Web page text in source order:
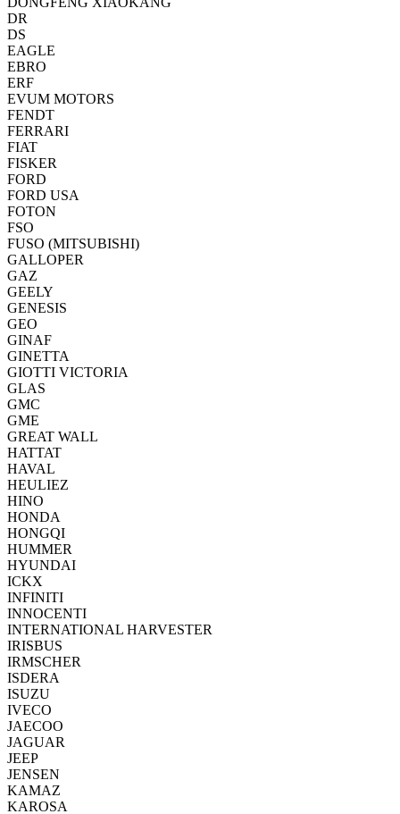
DR
DS
EAGLE
EBRO
ERF
EVUM MOTORS
FENDT
FERRARI
FIAT
FISKER
FORD
FORD USA
FOTON
FSO
FUSO (MITSUBISHI)
GALLOPER
GAZ
GEELY
GENESIS
GEO
GINAF
GINETTA
GIOTTI VICTORIA
GLAS
GMC
GME
GREAT WALL
HATTAT
HAVAL
HEULIEZ
HINO
HONDA
HONGQI
HUMMER
HYUNDAI
ICKX
INFINITI
INNOCENTI
INTERNATIONAL HARVESTER
IRISBUS
IRMSCHER
ISDERA
ISUZU
IVECO
JAECOO
JAGUAR
JEEP
JENSEN
KAMAZ
KAROSA